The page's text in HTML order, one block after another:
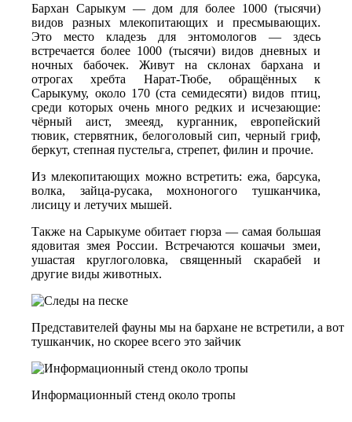
Бархан Сарыкум — дом для более 1000 (тысячи)
видов разных млекопитающих и пресмывающих.
Это место кладезь для энтомологов — здесь
встречается более 1000 (тысячи) видов дневных и
ночных бабочек. Живут на склонах бархана и
отрогах хребта Нарат-Тюбе, обращённых к
Сарыкуму, около 170 (ста семидесяти) видов птиц,
среди которых очень много редких и исчезающие:
чёрный аист, змееяд, курганник, европейский
тювик, стервятник, белоголовый сип, черный гриф,
беркут, степная пустельга, стрепет, филин и прочие.
Из млекопитающих можно встретить: ежа, барсука,
волка, зайца-русака, мохноногого тушканчика,
лисицу и летучих мышей.
Также на Сарыкуме обитает гюрза — самая большая
ядовитая змея России. Встречаются кошачьи змеи,
ушастая круглоголовка, священный скарабей и
другие виды животных.
Представителей фауны мы на бархане не встретили, а
тушканчик, но скорее всего это зайчик
Информационный стенд около тропы